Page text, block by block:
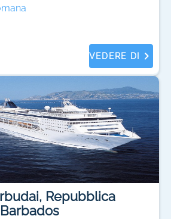
VEDERE DI
Repubblica